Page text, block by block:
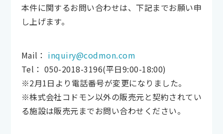
本件に関するお問い合わせは、下記までお願い申
し上げます。
Mail： inquiry@codmon.com
Tel： 050-2018-3196(平日9:00-18:00)
※2月1日より電話番号が変更になりました。
※株式会社コドモン以外の販売元と契約されてい
る施設は販売元までお問い合わせください。